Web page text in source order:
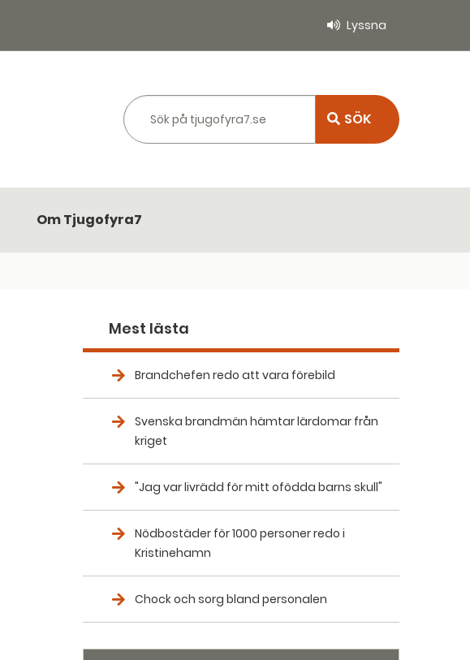
Lyssna
Sök på tjugofyra7.se
Om Tjugofyra7
Mest lästa
Brandchefen redo att vara förebild
Svenska brandmän hämtar lärdomar från
kriget
"Jag var livrädd för mitt ofödda barns skull"
Nödbostäder för 1000 personer redo i
Kristinehamn
Chock och sorg bland personalen